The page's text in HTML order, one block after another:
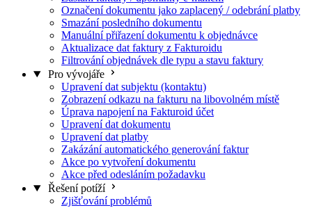
Označení dokumentu jako zaplacený / odebrání platby
Smazání posledního dokumentu
Manuální přiřazení dokumentu k objednávce
Aktualizace dat faktury z Fakturoidu
Filtrování objednávek dle typu a stavu faktury
Pro vývojáře
Upravení dat subjektu (kontaktu)
Zobrazení odkazu na fakturu na libovolném místě
Úprava napojení na Fakturoid účet
Upravení dat dokumentu
Upravení dat platby
Zakázání automatického generování faktur
Akce po vytvoření dokumentu
Akce před odesláním požadavku
Řešení potíží
Zjišťování problémů